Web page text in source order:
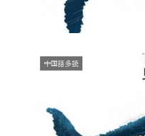
中国語多読